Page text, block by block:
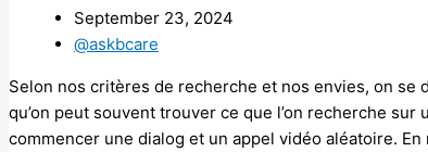
September 23, 2024
@askbcare
Selon nos critères de recherche et nos envies, on
qu’on peut souvent trouver ce que l’on recherche
commencer une dialog et un appel vidéo aléatoire.